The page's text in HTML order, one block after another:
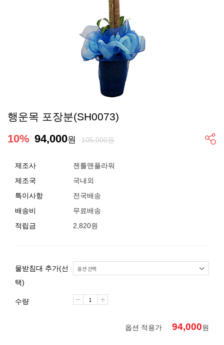
행운목 포장분(SH0073)
10% 94,000원 105,000원
제조사
젠틀맨플라워
제조국
국내외
특이사항
전국배송
배송비
무료배송
적립금
2,820원
물받침대 추가(선
택)
수량
옵션 적용가 94,000원